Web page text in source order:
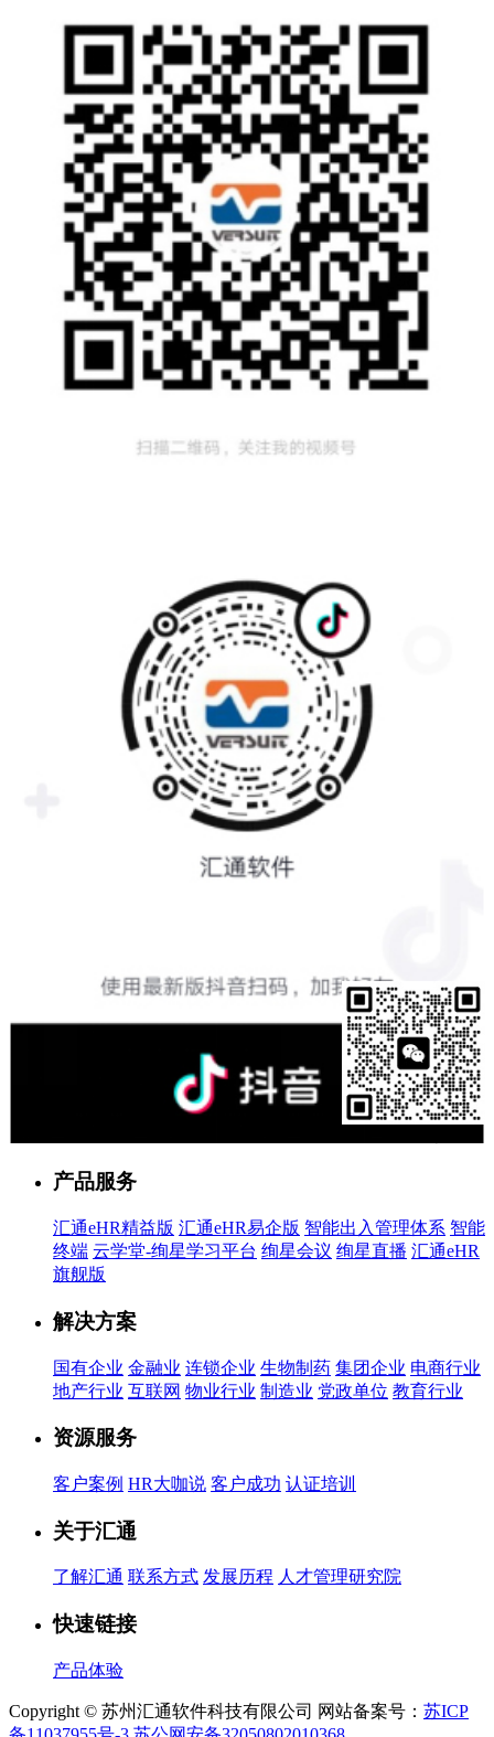
产品服务
汇通eHR精益版 汇通eHR易企版 智能出入管理体系 智能
终端 云学堂-绚星学习平台 绚星会议 绚星直播 汇通eHR
旗舰版
解决方案
国有企业 金融业 连锁企业 生物制药 集团企业 电商行业
地产行业 互联网 物业行业 制造业 党政单位 教育行业
资源服务
客户案例 HR大咖说 客户成功 认证培训
关于汇通
了解汇通 联系方式 发展历程 人才管理研究院
快速链接
产品体验
Copyright © 苏州汇通软件科技有限公司 网站备案号： 苏ICP